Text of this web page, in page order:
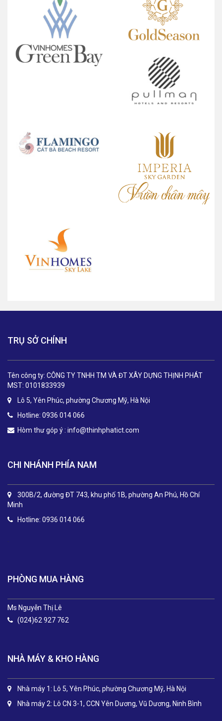
TRỤ SỞ CHÍNH
Tên công ty: CÔNG TY TNHH TM VÀ ĐT XÂY DỰNG THỊNH PHÁT
MST: 0101833939
Lô 5, Yên Phúc, phường Chương Mỹ, Hà Nội
Hotline: 0936 014 066
Hòm thư góp ý : info@thinhphatict.com
CHI NHÁNH PHÍA NAM
300B/2, đường ĐT 743, khu phố 1B, phường An Phú, Hồ Chí
Minh
Hotline: 0936 014 066
PHÒNG MUA HÀNG
Ms Nguyễn Thị Lê
(024)62 927 762
NHÀ MÁY & KHO HÀNG
Nhà máy 1: Lô 5, Yên Phúc, phường Chương Mỹ, Hà Nội
Nhà máy 2: Lô CN 3-1, CCN Yên Dương, Vũ Dương, Ninh Bình